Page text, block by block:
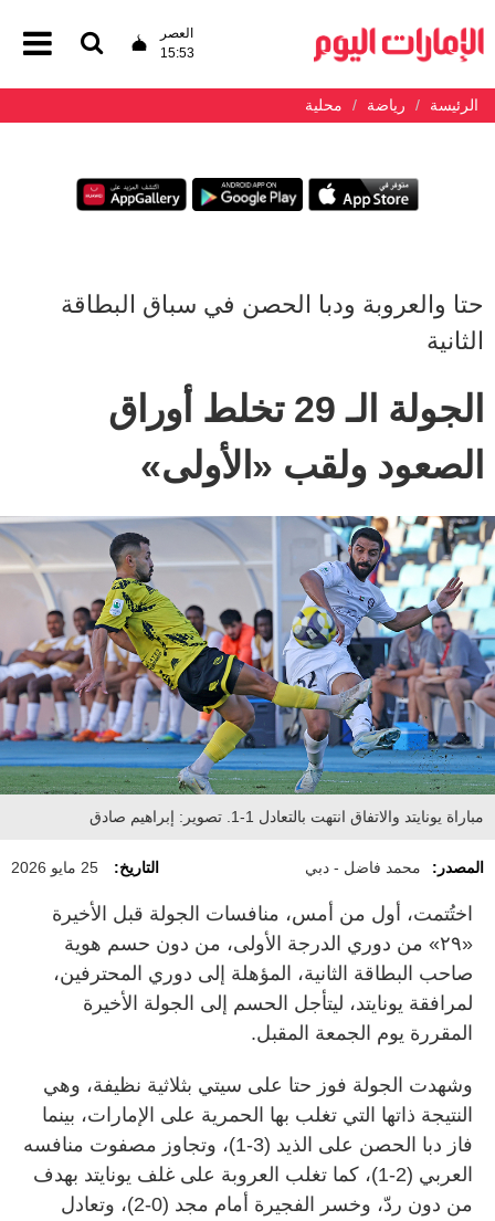
العصر
15:53
الرئيسة رياضة محلية
حتا والعروبة ودبا الحصن في سباق البطاقة
الثانية
الجولة الـ 29 تخلط أوراق
الصعود ولقب «الأولى»
مباراة يونايتد والاتفاق انتهت بالتعادل 1-1. تصوير: إبراهيم صادق
المصدر: محمد فاضل - دبي التاريخ: 25 مايو 2026
اختُتمت، أول من أمس، منافسات الجولة قبل الأخيرة
«٢٩» من دوري الدرجة الأولى، من دون حسم هوية
صاحب البطاقة الثانية، المؤهلة إلى دوري المحترفين،
لمرافقة يونايتد، ليتأجل الحسم إلى الجولة الأخيرة
المقررة يوم الجمعة المقبل.
وشهدت الجولة فوز حتا على سيتي بثلاثية نظيفة، وهي
النتيجة ذاتها التي تغلب بها الحمرية على الإمارات، بينما
فاز دبا الحصن على الذيد (3-1)، وتجاوز مصفوت منافسه
العربي (2-1)، كما تغلب العروبة على غلف يونايتد بهدف
من دون ردّ، وخسر الفجيرة أمام مجد (0-2)، وتعادل